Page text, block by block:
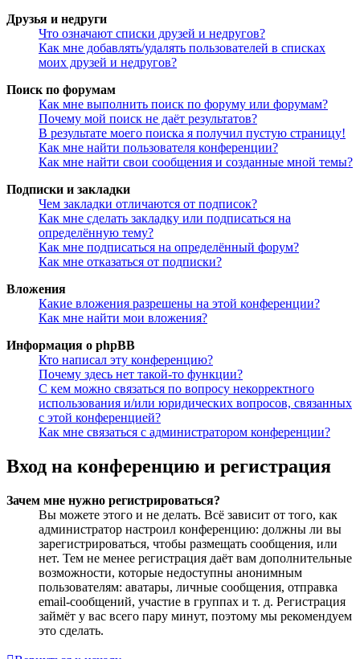
Друзья и недруги
Что означают списки друзей и недругов?
Как мне добавлять/удалять пользователей в списках
моих друзей и недругов?
Поиск по форумам
Как мне выполнить поиск по форуму или форумам?
Почему мой поиск не даёт результатов?
В результате моего поиска я получил пустую страницу!
Как мне найти пользователя конференции?
Как мне найти свои сообщения и созданные мной темы?
Подписки и закладки
Чем закладки отличаются от подписок?
Как мне сделать закладку или подписаться на
определённую тему?
Как мне подписаться на определённый форум?
Как мне отказаться от подписки?
Вложения
Какие вложения разрешены на этой конференции?
Как мне найти мои вложения?
Информация о phpBB
Кто написал эту конференцию?
Почему здесь нет такой-то функции?
С кем можно связаться по вопросу некорректного
использования и/или юридических вопросов, связанных
с этой конференцией?
Как мне связаться с администратором конференции?
Вход на конференцию и регистрация
Зачем мне нужно регистрироваться?
Вы можете этого и не делать. Всё зависит от того, как
администратор настроил конференцию: должны ли вы
зарегистрироваться, чтобы размещать сообщения, или
нет. Тем не менее регистрация даёт вам дополнительные
возможности, которые недоступны анонимным
пользователям: аватары, личные сообщения, отправка
email-сообщений, участие в группах и т. д. Регистрация
займёт у вас всего пару минут, поэтому мы рекомендуем
это сделать.